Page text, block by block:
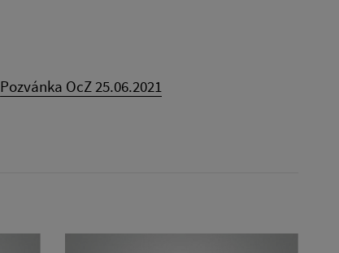
Pozvánka OcZ 25.06.2021